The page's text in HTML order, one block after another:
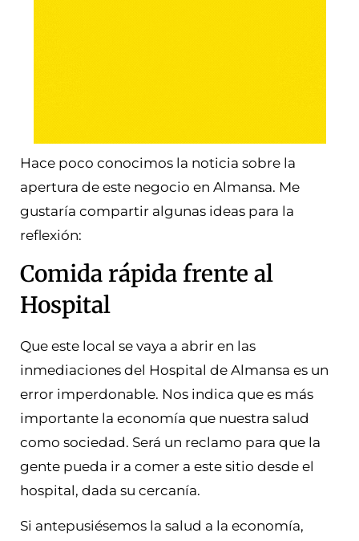
Hace poco conocimos la noticia sobre la
apertura de este negocio en Almansa. Me
gustaría compartir algunas ideas para la
reflexión:
Comida rápida frente al
Hospital
Que este local se vaya a abrir en las
inmediaciones del Hospital de Almansa es un
error imperdonable. Nos indica que es más
importante la economía que nuestra salud
como sociedad. Será un reclamo para que la
gente pueda ir a comer a este sitio desde el
hospital, dada su cercanía.
Si antepusiésemos la salud a la economía,